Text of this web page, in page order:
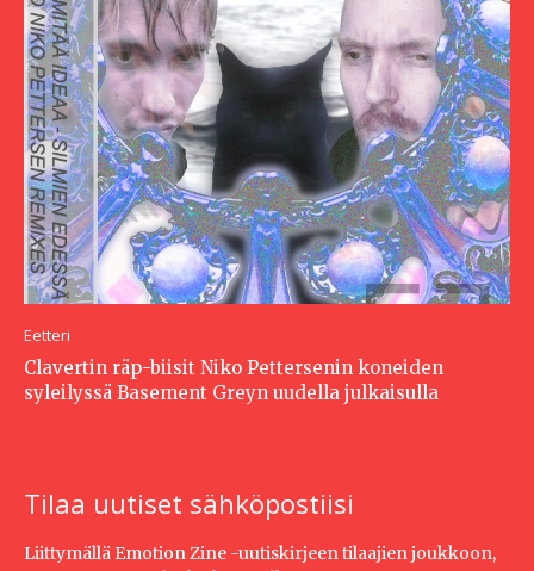
Eetteri
Clavertin räp-biisit Niko Pettersenin koneiden
syleilyssä Basement Greyn uudella julkaisulla
Tilaa uutiset sähköpostiisi
Liittymällä Emotion Zine -uutiskirjeen tilaajien joukkoon,